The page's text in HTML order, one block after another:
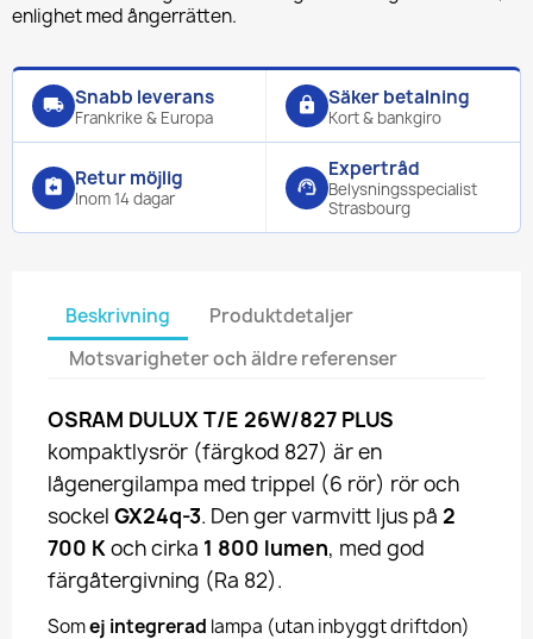
enlighet med ångerrätten.
local_shipping Snabb leverans
Frankrike & Europa
lock Säker betalning
Kort & bankgiro
assignment_return Retur möjlig
Inom 14 dagar
support_agent
Expertråd
Belysningsspecialist
Strasbourg
Beskrivning
Produktdetaljer
Motsvarigheter och äldre referenser
OSRAM DULUX T/E 26W/827 PLUS
kompaktlysrör (färgkod 827) är en
lågenergilampa med trippel (6 rör) rör och
sockel GX24q-3. Den ger varmvitt ljus på 2
700 Koch cirka 1 800 lumen, med god
färgåtergivning (Ra 82).
Somej integrerad lampa (utan inbyggt driftdon)